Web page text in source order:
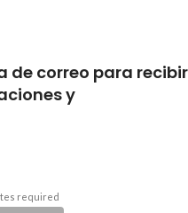
de correo para recibir
y
required